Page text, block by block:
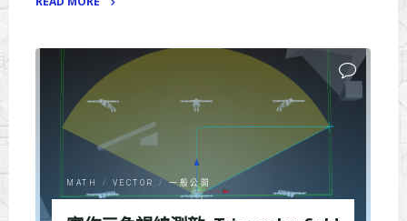
shader"
MATH / VECTOR / 一般公開